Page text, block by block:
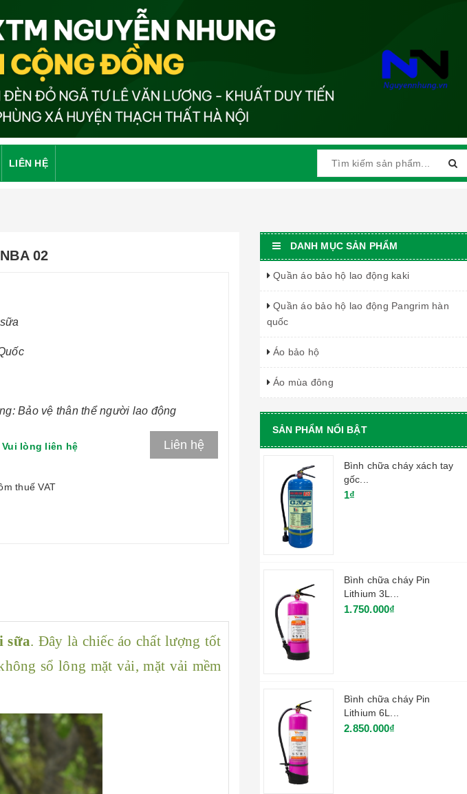
LIÊN HỆ
02
Bảo vệ thân thể người lao động
Vui lòng liên hệ Liên hệ
thuế VAT
sữa. Đây là chiếc áo chất lượng tốt
sổ lông mặt vải, mặt vải mềm
DANH MỤC SẢN PHẨM
Quần áo bảo hộ lao động kaki
Quần áo bảo hộ lao động Pangrim hàn
quốc
Áo bảo hộ
Áo mùa đông
SẢN PHẨM NỔI BẬT
Bình chữa cháy xách tay
gốc...
1₫
Bình chữa cháy Pin
Lithium 3L...
1.750.000₫
Bình chữa cháy Pin
Lithium 6L...
2.850.000₫